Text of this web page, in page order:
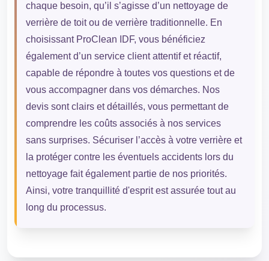
chaque besoin, qu’il s’agisse d’un nettoyage de
verrière de toit ou de verrière traditionnelle. En
choisissant ProClean IDF, vous bénéficiez
également d’un service client attentif et réactif,
capable de répondre à toutes vos questions et de
vous accompagner dans vos démarches. Nos
devis sont clairs et détaillés, vous permettant de
comprendre les coûts associés à nos services
sans surprises. Sécuriser l’accès à votre verrière et
la protéger contre les éventuels accidents lors du
nettoyage fait également partie de nos priorités.
Ainsi, votre tranquillité d'esprit est assurée tout au
long du processus.